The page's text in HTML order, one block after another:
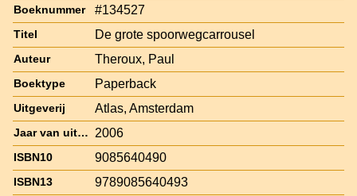
Boeknummer #134527
Titel De grote spoorwegcarrousel
Auteur Theroux, Paul
Boektype Paperback
Uitgeverij Atlas, Amsterdam
Jaar van uitgave 2006
ISBN10 9085640490
ISBN13 9789085640493